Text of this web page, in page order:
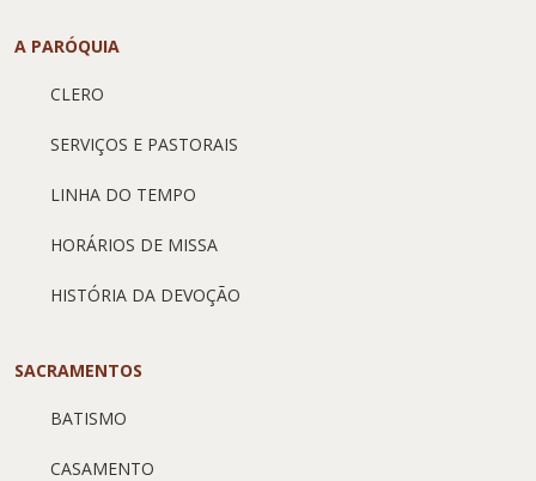
A PARÓQUIA
CLERO
SERVIÇOS E PASTORAIS
LINHA DO TEMPO
HORÁRIOS DE MISSA
HISTÓRIA DA DEVOÇÃO
SACRAMENTOS
BATISMO
CASAMENTO